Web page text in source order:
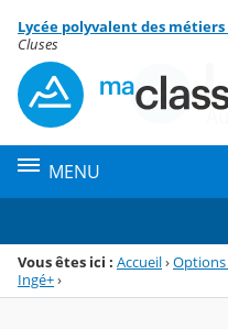
Menu de la rubrique
Contenu
Lycée polyvalent des
Cluses
MENU
Vous êtes ici : Accueil›
Ingé+›